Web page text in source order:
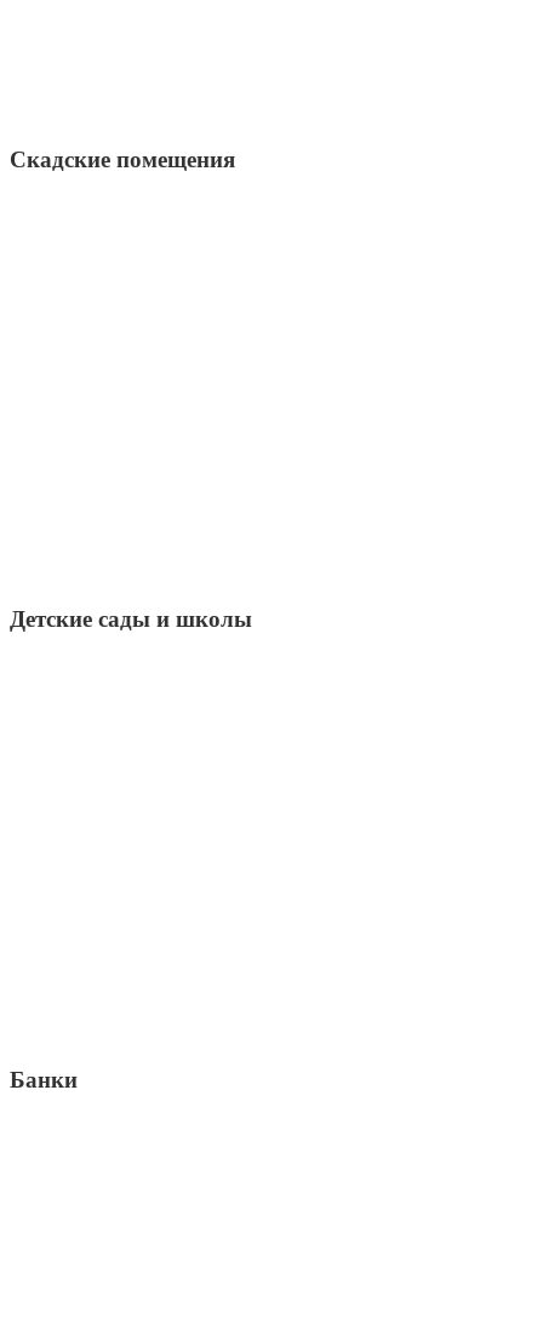
Скадские помещения
Детские сады и школы
Банки